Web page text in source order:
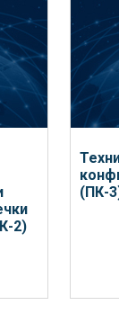
2)
(ПК-